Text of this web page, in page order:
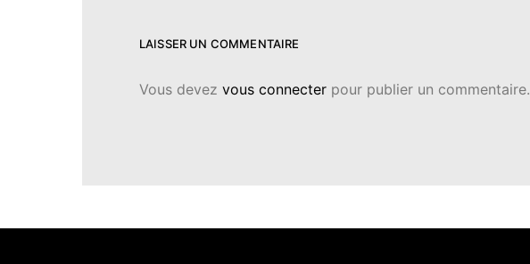
LAISSER UN COMMENTAIRE
Vous devez vous connecter pour publier un commentaire.